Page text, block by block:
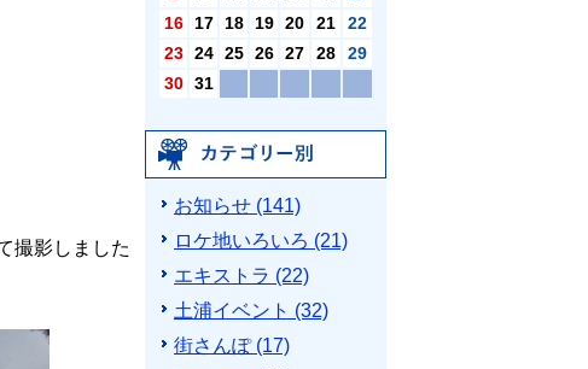
撮影しました
16
17 18 19 20 21
22
23
24 25 26 27 28
29
30
31
お知らせ (141)
ロケ地いろいろ (21)
エキストラ (22)
土浦イベント (32)
街さんぽ (17)